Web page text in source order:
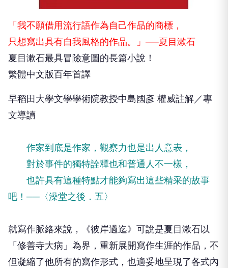
「我不願借用流行語作為自己作品的商標，
只想寫出具有自我風格的作品。」──夏目漱石
夏目漱石最具冒險意圖的長篇小說！
繁體中文版百年首譯
早稻田大學文學學術院教授中島國彥 權威註解／專
文導讀
作家到底是作家，觀察力也是出人意表，
對於事件的獨特詮釋也和普通人不一樣，
也許具有這種特點才能夠寫出這些精采的故事
吧！──〈澡堂之後．五〉
就寫作脈絡來說，《彼岸過迄》可說是夏目漱石以
「修善寺大病」為界，重新展開寫作生涯的作品，不
但凝縮了他所有的寫作形式，也適妥地呈現了各式內